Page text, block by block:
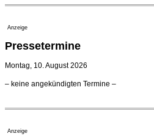
Elena Tzavara wird neue
Regensburger
geht 2027
verlängert bis 2030
Anzeige
Pressetermine
Montag, 10. August 2026
– keine angekündigten Termine –
Anzeige